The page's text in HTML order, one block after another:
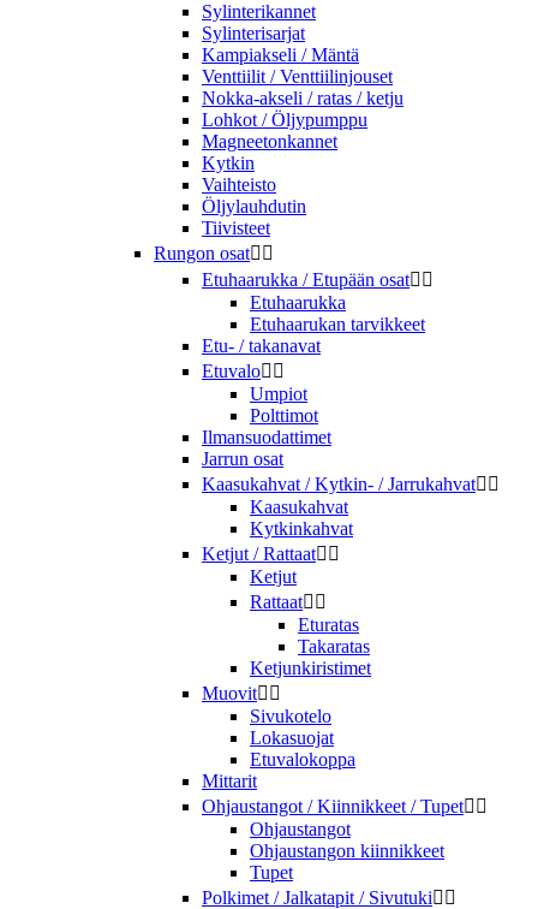
Sylinterikannet
Sylinterisarjat
Kampiakseli / Mäntä
Venttiilit / Venttiilinjouset
Nokka-akseli / ratas / ketju
Lohkot / Öljypumppu
Magneetonkannet
Kytkin
Vaihteisto
Öljylauhdutin
Tiivisteet
Rungon osat 
Etuhaarukka / Etupään osat 
Etuhaarukka
Etuhaarukan tarvikkeet
Etu- / takanavat
Etuvalo 
Umpiot
Polttimot
Ilmansuodattimet
Jarrun osat
Kaasukahvat / Kytkin- / Jarrukahvat 
Kaasukahvat
Kytkinkahvat
Ketjut / Rattaat 
Ketjut
Rattaat 
Eturatas
Takaratas
Ketjunkiristimet
Muovit 
Sivukotelo
Lokasuojat
Etuvalokoppa
Mittarit
Ohjaustangot / Kiinnikkeet / Tupet 
Ohjaustangot
Ohjaustangon kiinnikkeet
Tupet
Polkimet / Jalkatapit / Sivutuki 